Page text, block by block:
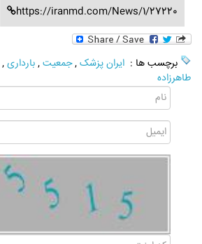
https://iranmd.com/News/1/27220
برچسب ها : ایران پزشک,جمعیت,بارداری,
طاهرزاده